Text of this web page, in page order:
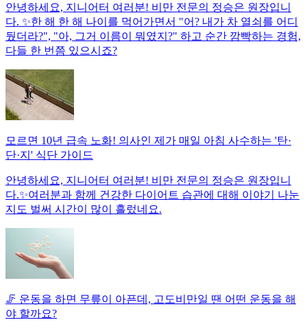
안녕하세요, 지니어터 여러분! 비만 전문의 정승은 원장입니
다. ✨한 해 한 해 나이를 먹어가면서 "어? 내가 차 열쇠를 어디
뒀더라?", "아, 그거 이름이 뭐였지?" 하고 순간 깜빡하는 경험,
다들 한 번쯤 있으시죠?
모르면 10년 급속 노화! 의사인 제가 매일 아침 사수하는 '탄·
단·지' 식단 가이드
안녕하세요, 지니어터 여러분! 비만 전문의 정승은 원장입니
다.✨여러분과 함께 건강한 다이어트 습관에 대해 이야기 나눈
지도 벌써 시간이 많이 흘렀네요.
🦵 운동을 하면 무릎이 아픈데, 고도비만일 땐 어떤 운동을 해
야 할까요?